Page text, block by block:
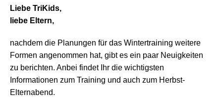
Liebe TriKids,
liebe Eltern,
nachdem die Planungen für das Wintertraining weitere
Formen angenommen hat, gibt es ein paar Neuigkeiten
zu berichten. Anbei findet Ihr die wichtigsten
Informationen zum Training und auch zum Herbst-
Elternabend.